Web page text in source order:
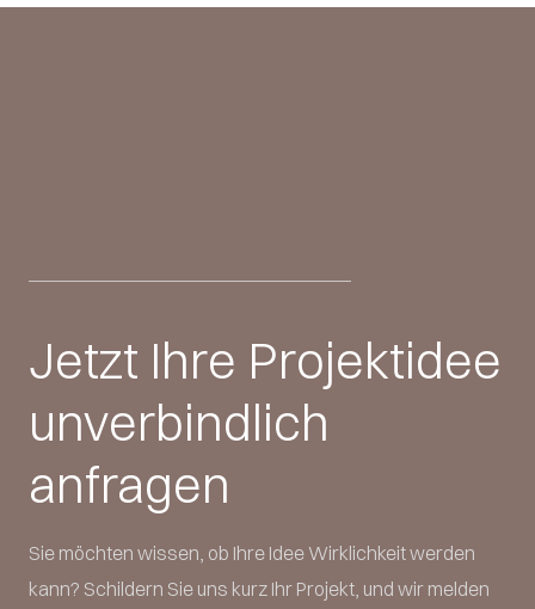
Jetzt Ihre Projektidee
unverbindlich
anfragen
Sie möchten wissen, ob Ihre Idee Wirklichkeit werden
kann? Schildern Sie uns kurz Ihr Projekt, und wir melden